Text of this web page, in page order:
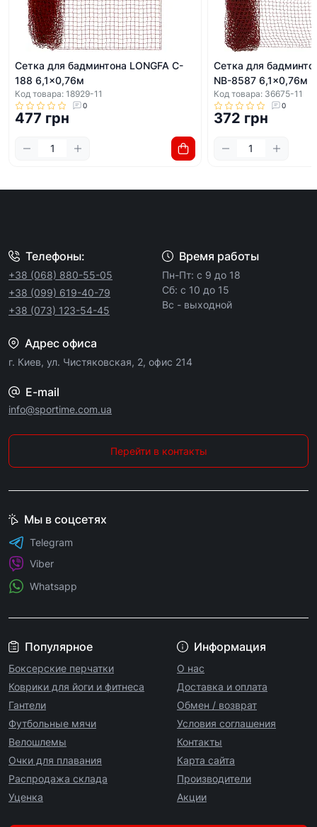
Сетка для бадминтона LONGFA C-
188 6,1x0,76м
Код товара: 18929-11
0
477 грн
Сетка для
NB-8587 6,1x0,76м
Код товара: 36675-11
0
372 грн
Телефоны:
+38 (068) 880-55-05
+38 (099) 619-40-79
+38 (073) 123-54-45
Время работы
Пн-Пт: с 9 до 18
Сб: с 10 до 15
Вс - выходной
Адрес офиса
г. Киев, ул. Чистяковская, 2, офис 214
E-mail
info@sportime.com.ua
Перейти в контакты
Популярное
Боксерские перчатки
Коврики для йоги и фитнеса
Гантели
Футбольные мячи
Велошлемы
Очки для плавания
Распродажа склада
Уценка
Информация
О нас
Доставка и оплата
Обмен / возврат
Условия соглашения
Контакты
Карта сайта
Производители
Акции
Мы в соцсетях
Telegram
Viber
Whatsapp